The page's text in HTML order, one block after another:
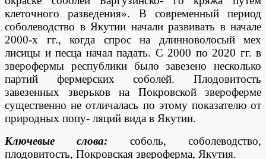
клеточного разведения». В современный период
соболеводство в Якутии начали развивать в начале
2000-х гг., когда спрос на длинноволосый мех
лисицы и песца начал падать. С 2000 по 2020 гг. в
зверофермы республики было завезено несколько
партий фермерских соболей. Плодовитость
завезенных зверьков на Покровской звероферме
существенно не отличалась по этому показателю от
природных попу- ляций вида в Якутии.
Ключевые слова: соболь, соболеводство,
плодовитость, Покровская звероферма, Якутия.